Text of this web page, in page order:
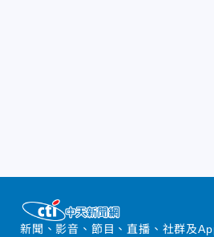
新聞、影音、節目、直播、社群及